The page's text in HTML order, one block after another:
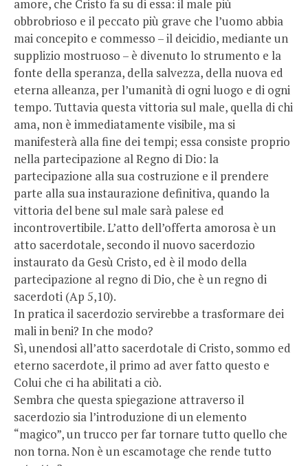
amore, che Cristo fa su di essa: il male più
obbrobrioso e il peccato più grave che l’uomo abbia
mai concepito e commesso – il deicidio, mediante un
supplizio mostruoso – è divenuto lo strumento e la
fonte della speranza, della salvezza, della nuova ed
eterna alleanza, per l’umanità di ogni luogo e di ogni
tempo. Tuttavia questa vittoria sul male, quella di chi
ama, non è immediatamente visibile, ma si
manifesterà alla fine dei tempi; essa consiste proprio
nella partecipazione al Regno di Dio: la
partecipazione alla sua costruzione e il prendere
parte alla sua instaurazione definitiva, quando la
vittoria del bene sul male sarà palese ed
incontrovertibile. L’atto dell’offerta amorosa è un
atto sacerdotale, secondo il nuovo sacerdozio
instaurato da Gesù Cristo, ed è il modo della
partecipazione al regno di Dio, che è un regno di
sacerdoti (Ap 5,10).
In pratica il sacerdozio servirebbe a trasformare dei
mali in beni? In che modo?
Sì, unendosi all’atto sacerdotale di Cristo, sommo ed
eterno sacerdote, il primo ad aver fatto questo e
Colui che ci ha abilitati a ciò.
Sembra che questa spiegazione attraverso il
sacerdozio sia l’introduzione di un elemento
“magico”, un trucco per far tornare tutto quello che
non torna. Non è un escamotage che rende tutto